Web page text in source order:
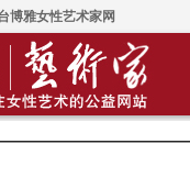
博雅女性艺术家网